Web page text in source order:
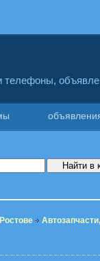
телефоны,
Автозапчасти,